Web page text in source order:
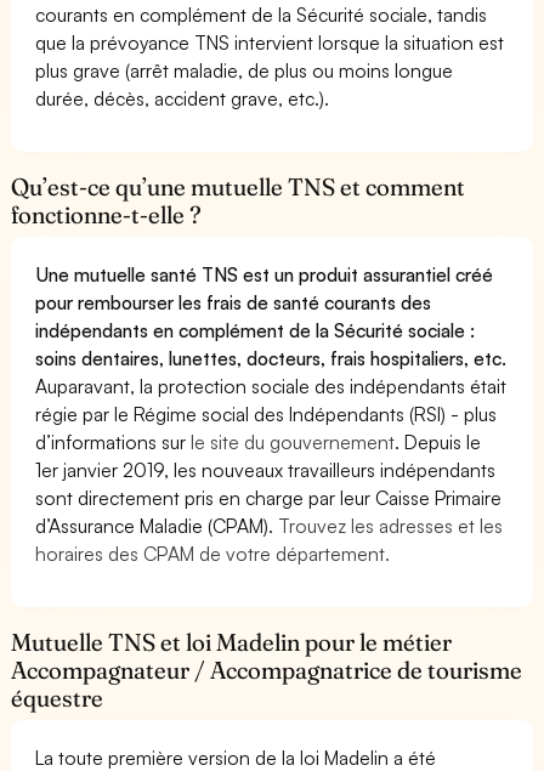
courants en complément de la Sécurité sociale, tandis
que la prévoyance TNS intervient lorsque la situation est
plus grave (arrêt maladie, de plus ou moins longue
durée, décès, accident grave, etc.).
Qu’est-ce qu’une mutuelle TNS et comment
fonctionne-t-elle ?
Une mutuelle santé TNS est un produit assurantiel créé
pour rembourser les frais de santé courants des
indépendants en complément de la Sécurité sociale :
soins dentaires, lunettes, docteurs, frais hospitaliers, etc.
Auparavant, la protection sociale des indépendants était
régie par le Régime social des Indépendants (RSI) - plus
d’informations surle site du gouvernement. Depuis le
1er janvier 2019, les nouveaux travailleurs indépendants
sont directement pris en charge par leur Caisse Primaire
d’Assurance Maladie (CPAM). Trouvez les adresses et les
horaires des CPAM de votre département.
Mutuelle TNS et loi Madelin pour le métier
Accompagnateur / Accompagnatrice de tourisme
équestre
La toute première version de la loi Madelin a été